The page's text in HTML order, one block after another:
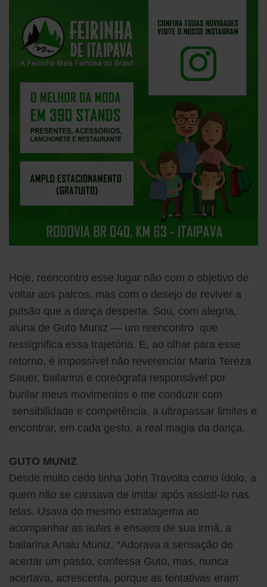
Hoje, reencontro esse lugar não com o objetivo de
voltar aos palcos, mas com o desejo de reviver a
pulsão que a dança desperta. Sou, com alegria,
aluna de Guto Muniz — um reencontro que
ressignifica essa trajetória. E, ao olhar para esse
retorno, é impossível não reverenciar Maria Tereza
Sauer, bailarina e coreógrafa responsável por
burilar meus movimentos e me conduzir com
sensibilidade e competência, a ultrapassar limites e
encontrar, em cada gesto, a real magia da dança.
GUTO MUNIZ
Desde muito cedo tinha John Travolta como ídolo, a
quem não se cansava de imitar após assisti-lo nas
telas. Usava do mesmo estratagema ao
acompanhar as aulas e ensaios de sua irmã, a
bailarina Analu Muniz. “Adorava a sensação de
acertar um passo, confessa Guto, mas, nunca
acertava, acrescenta, porque as tentativas eram